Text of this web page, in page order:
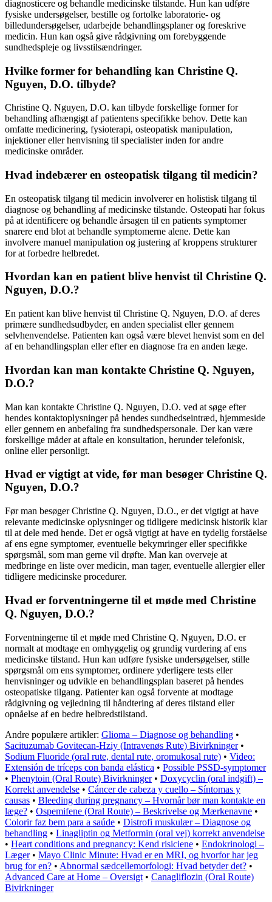
diagnosticere og behandle medicinske tilstande. Hun kan udføre
fysiske undersøgelser, bestille og fortolke laboratorie- og
billedundersøgelser, udarbejde behandlingsplaner og foreskrive
medicin. Hun kan også give rådgivning om forebyggende
sundhedspleje og livsstilsændringer.
Hvilke former for behandling kan Christine Q.
Nguyen, D.O. tilbyde?
Christine Q. Nguyen, D.O. kan tilbyde forskellige former for
behandling afhængigt af patientens specifikke behov. Dette kan
omfatte medicinering, fysioterapi, osteopatisk manipulation,
injektioner eller henvisning til specialister inden for andre
medicinske områder.
Hvad indebærer en osteopatisk tilgang til medicin?
En osteopatisk tilgang til medicin involverer en holistisk tilgang til
diagnose og behandling af medicinske tilstande. Osteopati har fokus
på at identificere og behandle årsagen til en patients symptomer
snarere end blot at behandle symptomerne alene. Dette kan
involvere manuel manipulation og justering af kroppens strukturer
for at forbedre helbredet.
Hvordan kan en patient blive henvist til Christine Q.
Nguyen, D.O.?
En patient kan blive henvist til Christine Q. Nguyen, D.O. af deres
primære sundhedsudbyder, en anden specialist eller gennem
selvhenvendelse. Patienten kan også være blevet henvist som en del
af en behandlingsplan eller efter en diagnose fra en anden læge.
Hvordan kan man kontakte Christine Q. Nguyen,
D.O.?
Man kan kontakte Christine Q. Nguyen, D.O. ved at søge efter
hendes kontaktoplysninger på hendes sundhedseintræd, hjemmeside
eller gennem en anbefaling fra sundhedspersonale. Der kan være
forskellige måder at aftale en konsultation, herunder telefonisk,
online eller personligt.
Hvad er vigtigt at vide, før man besøger Christine Q.
Nguyen, D.O.?
Før man besøger Christine Q. Nguyen, D.O., er det vigtigt at have
relevante medicinske oplysninger og tidligere medicinsk historik klar
til at dele med hende. Det er også vigtigt at have en tydelig forståelse
af ens egne symptomer, eventuelle bekymringer eller specifikke
spørgsmål, som man gerne vil drøfte. Man kan overveje at
medbringe en liste over medicin, man tager, eventuelle allergier eller
tidligere medicinske procedurer.
Hvad er forventningerne til et møde med Christine
Q. Nguyen, D.O.?
Forventningerne til et møde med Christine Q. Nguyen, D.O. er
normalt at modtage en omhyggelig og grundig vurdering af ens
medicinske tilstand. Hun kan udføre fysiske undersøgelser, stille
spørgsmål om ens symptomer, ordinere yderligere tests eller
henvisninger og udvikle en behandlingsplan baseret på hendes
osteopatiske tilgang. Patienter kan også forvente at modtage
rådgivning og vejledning til håndtering af deres tilstand eller
opnåelse af en bedre helbredstilstand.
Andre populære artikler: Glioma – Diagnose og behandling •
Sacituzumab Govitecan-Hziy (Intravenøs Rute) Bivirkninger•
Sodium Fluoride (oral rute, dental rute, oromukosal rute) • Video:
Extensión de tríceps con banda elástica • Possible PSSD-symptomer
• Phenytoin (Oral Route) Bivirkninger• Doxycyclin (oral indgift) –
Korrekt anvendelse • Cáncer de cabeza y cuello – Síntomas y
causas • Bleeding during pregnancy – Hvornår bør man kontakte en
læge? • Ospemifene (Oral Route) – Beskrivelse og Mærkenavne •
Colorir faz bem para a saúde • Distrofi muskulær – Diagnose og
behandling • Linagliptin og Metformin (oral vej) korrekt anvendelse
• Heart conditions and pregnancy: Kend risiciene • Endokrinologi –
Læger• Mayo Clinic Minute: Hvad er en MRI, og hvorfor har jeg
brug for en? • Abnormal sædcellemorfologi: Hvad betyder det? •
Advanced Care at Home – Oversigt • Canagliflozin (Oral Route)
Bivirkninger